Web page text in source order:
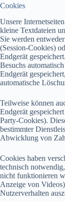
Cookies
Unsere
kleine Textdateien
Sie werden
(Session-Cookies)
Endgerät
Besuchs
Endgerät
automatische
Teilweise können
Endgerät
Party-Cookies).
bestimmter
Abwicklung von
Cookies haben
technisch
nicht funktionieren
Anzeige von
Nutzerverhalten